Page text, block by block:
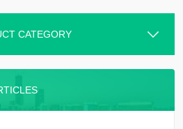
CATEGORY